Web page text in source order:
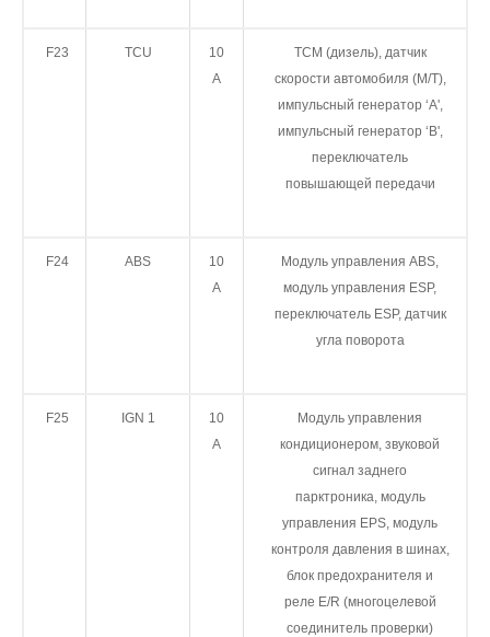
F23 TCU
10
А
TCM (дизель), датчик
скорости автомобиля (M/T),
импульсный генератор ‘A',
импульсный генератор ‘B',
переключатель
повышающей передачи
F24 ABS
10
А
Модуль управления ABS,
модуль управления ESP,
переключатель ESP, датчик
угла поворота
F25 IGN 1
10
A
Модуль управления
кондиционером, звуковой
сигнал заднего
парктроника, модуль
управления EPS, модуль
контроля давления в шинах,
блок предохранителя и
реле E/R (многоцелевой
соединитель проверки)